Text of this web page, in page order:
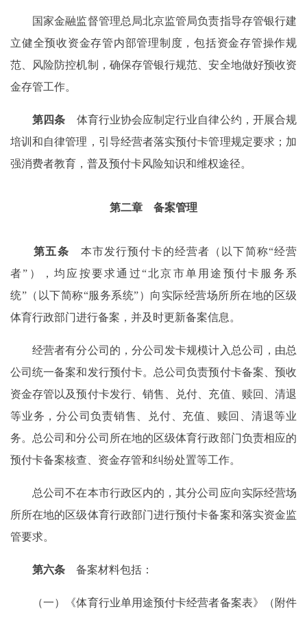
国家金融监督管理总局北京监管局负责指导存管银行建
立健全预收资金存管内部管理制度，包括资金存管操作规
范、风险防控机制，确保存管银行规范、安全地做好预收资
金存管工作。
第四条 体育行业协会应制定行业自律公约，开展合规
培训和自律管理，引导经营者落实预付卡管理规定要求；加
强消费者教育，普及预付卡风险知识和维权途径。
第二章 备案管理
第五条 本市发行预付卡的经营者（以下简称“经营
者”），均应按要求通过“北京市单用途预付卡服务系
统”（以下简称“服务系统”）向实际经营场所所在地的区级
体育行政部门进行备案，并及时更新备案信息。
经营者有分公司的，分公司发卡规模计入总公司，由总
公司统一备案和发行预付卡。总公司负责预付卡备案、预收
资金存管以及预付卡发行、销售、兑付、充值、赎回、清退
等业务，分公司负责销售、兑付、充值、赎回、清退等业
务。总公司和分公司所在地的区级体育行政部门负责相应的
预付卡备案核查、资金存管和纠纷处置等工作。
总公司不在本市行政区内的，其分公司应向实际经营场
所所在地的区级体育行政部门进行预付卡备案和落实资金监
管要求。
第六条 备案材料包括：
（一）《体育行业单用途预付卡经营者备案表》（附件